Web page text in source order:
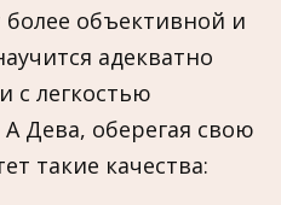
более объективной и
адекватно
с легкостью
Дева, оберегая свою
такие качества: